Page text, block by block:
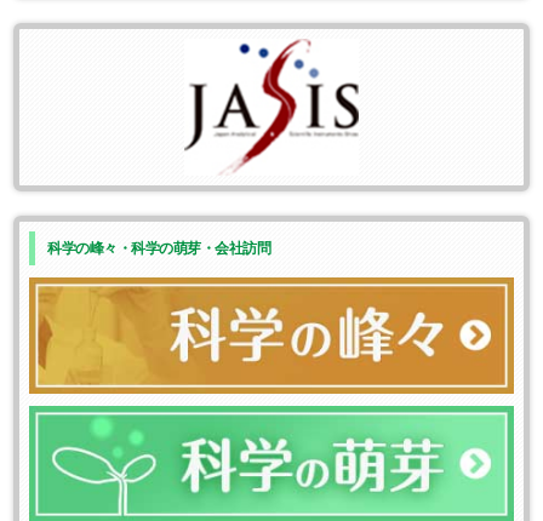
科学の峰々・科学の萌芽・会社訪問